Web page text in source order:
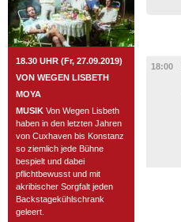
18.30 UHR (Fr, 27.09.2019)
VON WEGEN LISBETH
MOYA
MUSIK Von Wegen Lisbeth
haben in den letzten Jahren
von Cuxhaven bis Konstanz
so ziemlich jede Bühne
bespielt und dabei
pflichtbewusst und mit
akribischer Sorgfalt jeden
Backstagekühlschrank
geleert.
18:00